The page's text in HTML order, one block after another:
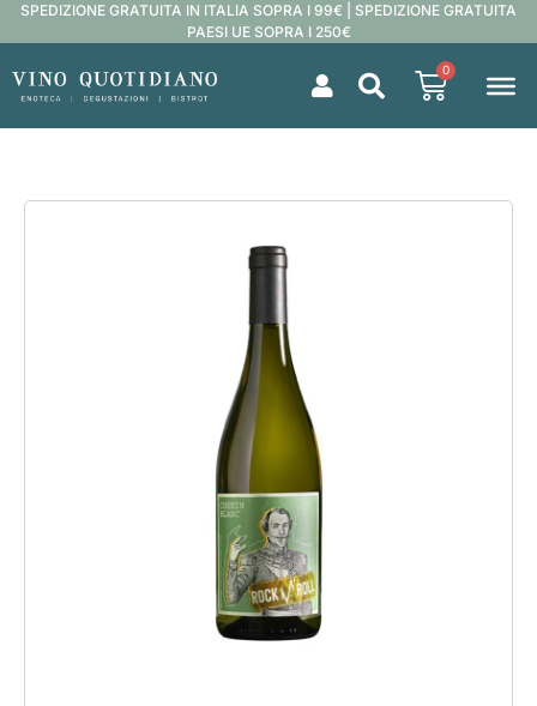
SPEDIZIONE GRATUITA IN ITALIA SOPRA I 99€ | SPEDIZIONE GRATUITA
PAESI UE SOPRA I 250€
0